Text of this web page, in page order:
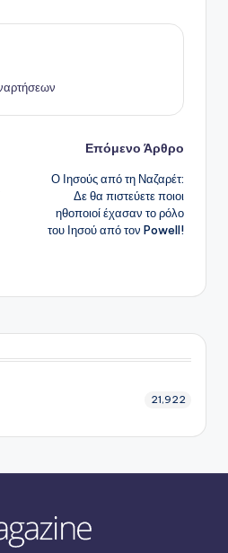
Επόμενο Άρθρο
Ο Ιησούς από τη Ναζαρέτ:
Δε θα πιστεύετε ποιοι
ηθοποιοί έχασαν το ρόλο
του Ιησού από τον Powell!
21,922